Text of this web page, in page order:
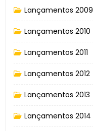
Lançamentos 2009
Lançamentos 2010
Lançamentos 2011
Lançamentos 2012
Lançamentos 2013
Lançamentos 2014